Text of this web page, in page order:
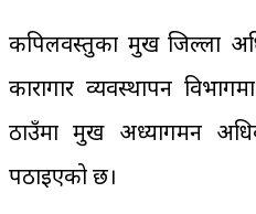
कपिलवस्तुका प्रमुख जिल्ला
कारागार व्यवस्थापन
ठाउँमा प्रमुख अध्यागमन
पठाइएको छ।